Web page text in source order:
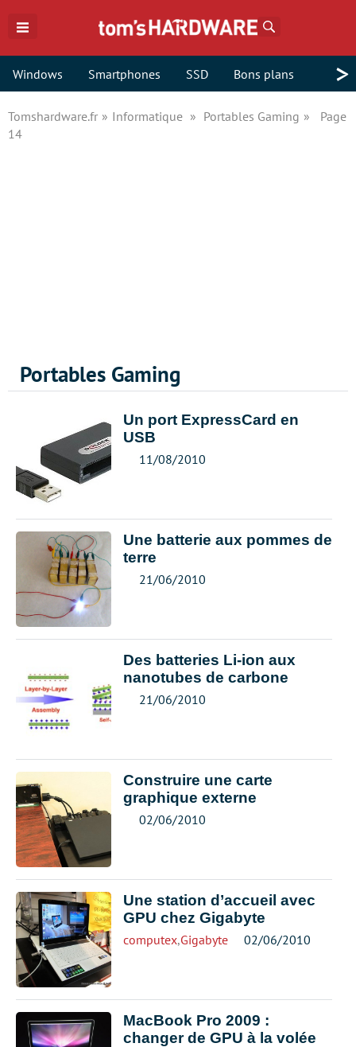
Windows Smartphones SSD Bons plans >
Tomshardware.fr Informatique Portables Gaming
Page
14
Portables Gaming
Un port ExpressCard en
USB
11/08/2010
Une batterie aux pommes de
terre
21/06/2010
Des batteries Li-ion aux
nanotubes de carbone
21/06/2010
Construire une carte
graphique externe
02/06/2010
Une station d’accueil avec
GPU chez Gigabyte
computex,Gigabyte 02/06/2010
MacBook Pro 2009 :
changer de GPU à la volée